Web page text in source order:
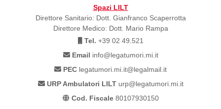
Spazi LILT
Direttore Sanitario: Dott. Gianfranco Scaperrotta
Direttore Medico: Dott. Mario Rampa
Tel. +39 02 49.521
Email info@legatumori.mi.it
PEC legatumori.mi.it@legalmail.it
URP Ambulatori LILTurp@legatumori.mi.it
Cod. Fiscale80107930150